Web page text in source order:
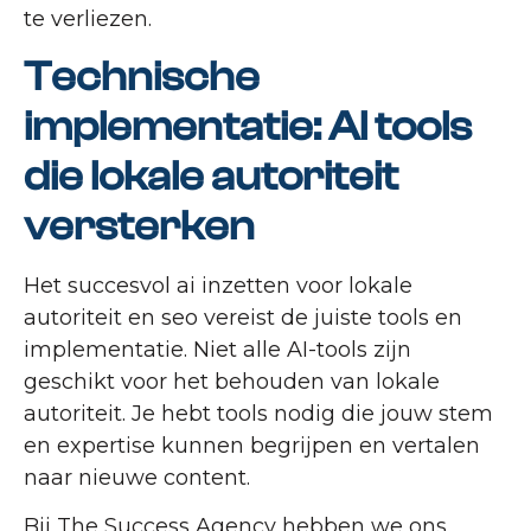
te verliezen.
Technische
implementatie: AI tools
die lokale autoriteit
versterken
Het succesvol ai inzetten voor lokale
autoriteit en seo vereist de juiste tools en
implementatie. Niet alle AI-tools zijn
geschikt voor het behouden van lokale
autoriteit. Je hebt tools nodig die jouw stem
en expertise kunnen begrijpen en vertalen
naar nieuwe content.